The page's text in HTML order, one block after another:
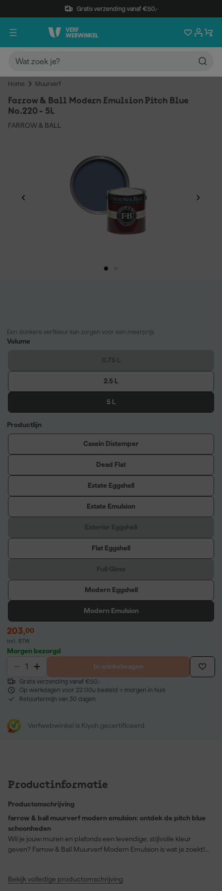
Gratis verzending vanaf €50,-
Home Muurverf
Farrow & Ball Modern Emulsion Pitch Blue
No.220 - 5L
FARROW & BALL
Een donkere verfkleur kan zorgen voor een meerprijs.
Volume
2.5 L
5 L
Productlijn
Casein Distemper
Dead Flat
Estate Eggshell
Estate Emulsion
Flat Eggshell
Modern Eggshell
Modern Emulsion
203,00
incl. BTW
Morgen bezorgd
In winkelwagen
Gratis verzending vanaf €50,-
Op werkdagen voor 22:00u besteld = morgen in huis
Retourtermijn van 30 dagen
Verfwebwinkel is Kiyoh gecertificeerd
Productinformatie
Productomschrijving
farrow & ball muurverf modern emulsion: ontdek de pitch blue
schoonheden
Wil je jouw muren en plafonds een levendige, stijlvolle kleur
geven? Farrow & Ball Muurverf Modern Emulsion is wat je zoekt!
kleur Pitch Blue, een weelderige kobalttint met een flinke dosis
Bekijk volledige productomschrijving